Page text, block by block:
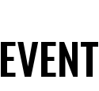
EVENT